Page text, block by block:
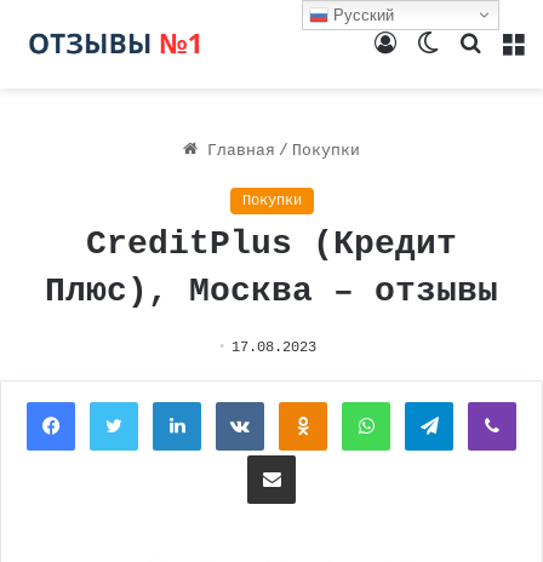
Поиск
Switch
Войти
Главная / Покупки
Покупки
CreditPlus (Кредит
Плюс), Москва – отзывы
17.08.2023
FacebookTwitterLinkedInВконтактеОдноклассники
WhatsAppTelegram
Поделиться через электронную почту
Русский